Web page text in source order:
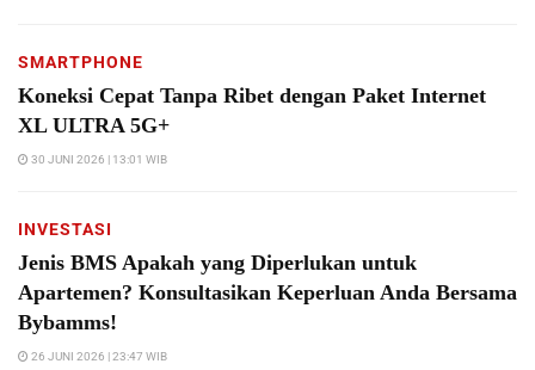
SMARTPHONE
Koneksi Cepat Tanpa Ribet dengan Paket Internet
XL ULTRA 5G+
30 JUNI 2026 | 13:01 WIB
INVESTASI
Jenis BMS Apakah yang Diperlukan untuk
Apartemen? Konsultasikan Keperluan Anda Bersama
Bybamms!
26 JUNI 2026 | 23:47 WIB